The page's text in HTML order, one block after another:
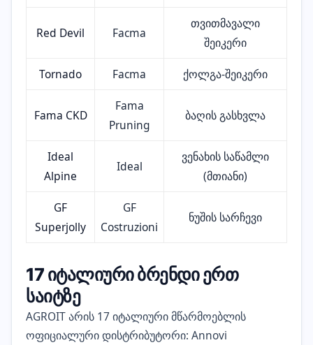
Red Devil Facma
თვითმავალი
შეიკერი
Tornado Facma ქოლგა-შეიკერი
Fama CKD
Fama
Pruning
ბაღის გასხვლა
Ideal
Alpine
Ideal
ვენახის საწამლი
(მთიანი)
GF
Superjolly
GF
Costruzioni
ნუშის სარჩევი
17 იტალიური ბრენდი ერთ
საიტზე
AGROIT არის 17 იტალიური მწარმოებლის
ოფიციალური დისტრიბუტორი: Annovi